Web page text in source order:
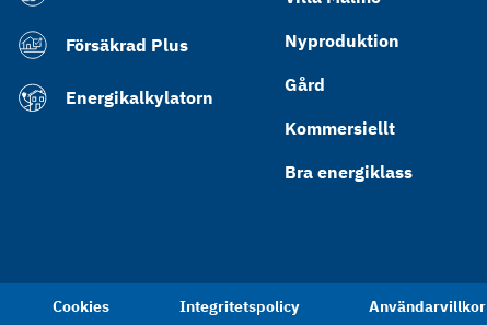
Försäkrad Plus
Energikalkylatorn
Nyproduktion
Gård
Kommersiellt
Bra energiklass
Cookies Integritetspolicy Användarvillkor